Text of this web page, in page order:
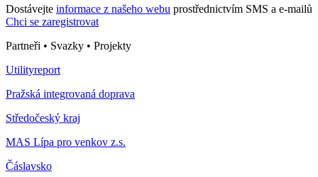
Dostávejte informace z našeho webu prostřednictvím SMS a e-mailů
Chci se zaregistrovat
Partneři • Svazky • Projekty
Utilityreport
Pražská integrovaná doprava
Středočeský kraj
MAS Lípa pro venkov z.s.
Čáslavsko